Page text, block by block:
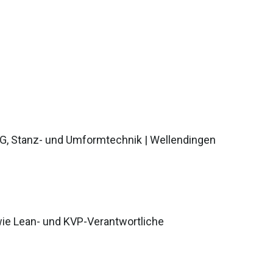
Stanz- und Umformtechnik | Wellendingen
Lean- und KVP-Verantwortliche